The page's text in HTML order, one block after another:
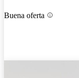
Buena oferta